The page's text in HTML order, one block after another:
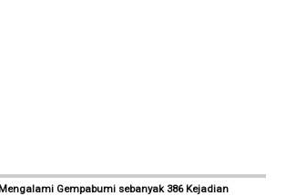
Gempabumi sebanyak 386 Kejadian